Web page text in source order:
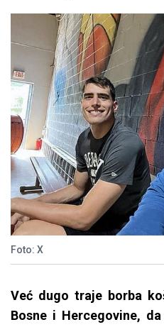
Foto: X
Već dugo traje borba
Bosne i Hercegovine,